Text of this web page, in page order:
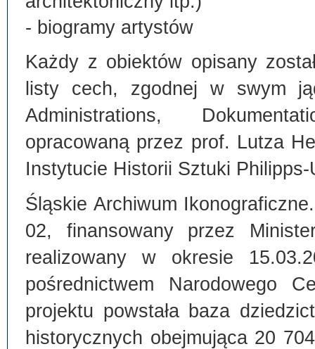
- biogramy artystów
Każdy z obiektów opisany
listy cech, zgodnej w swym
Administrations,
opracowaną przez prof. Lutza
Instytucie Historii Sztuki
Śląskie Archiwum
02, finansowany przez
realizowany w okresie
pośrednictwem Narodowego
projektu powstała baza
historycznych obejmująca 20